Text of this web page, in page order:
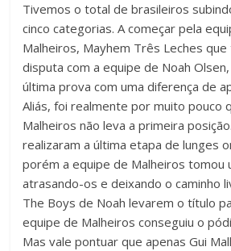
Tivemos o total de brasileiros
cinco categorias. A começar pela
Malheiros, Mayhem Três Leches
disputa com a equipe de Noah
última prova com uma diferença de
Aliás, foi realmente por muito pouco
Malheiros não leva a primeira
realizaram a última etapa de lunges
porém a equipe de Malheiros tomou
atrasando-os e deixando o caminho
The Boys de Noah levarem o título
equipe de Malheiros conseguiu o
Mas vale pontuar que apenas Gui